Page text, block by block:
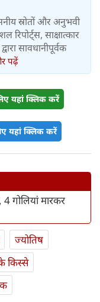
स्रोतों और अनुभवी
रिपोर्ट्स, साक्षात्कार
सावधानीपूर्वक
पढ़ें
यहां क्लिक करें
यहां क्लिक करें
गोलियां मारकर
ज्योतिष
किस्से